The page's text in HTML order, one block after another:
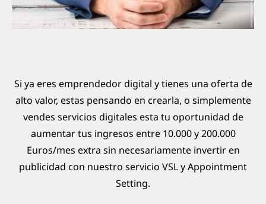
Si ya eres emprendedor digital y tienes una oferta de
alto valor, estas pensando en crearla, o simplemente
vendes servicios digitales esta tu oportunidad de
aumentar tus ingresos entre 10.000 y 200.000
Euros/mes extra sin necesariamente invertir en
publicidad con nuestro servicio VSL y Appointment
Setting.